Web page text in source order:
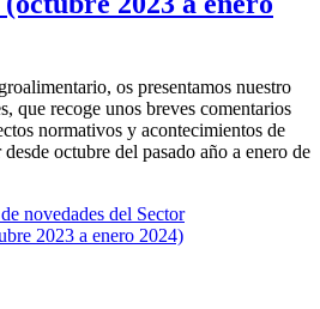
os presentamos nuestro
que recoge unos breves comentarios
normativos y acontecimientos de
octubre del pasado año a enero de
novedades del Sector
2023 a enero 2024)